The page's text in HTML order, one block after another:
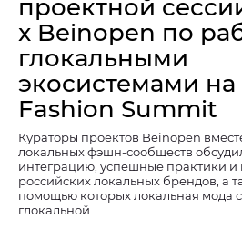
проектной
x Beinopen по
глокальными
экосистемами на
Fashion Summit
Кураторы проектов Beinopen
локальных фэшн-сообществ
интеграцию, успешные практики и
российских локальных брендов, а
помощью которых локальная мода
глокальной